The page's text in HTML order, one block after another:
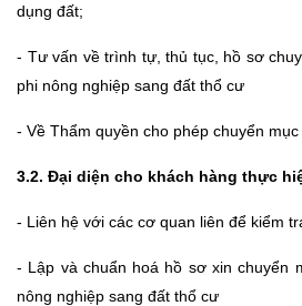
dụng đất;
- Tư vấn về trình tự, thủ tục, hồ sơ
phi nông nghiệp sang đất thổ cư
- Về Thẩm quyền cho phép chuyển
3.2. Đại diện cho khách hàng thực
- Liên hệ với các cơ quan liên để kiểm
- Lập và chuẩn hoá hồ sơ xin chuyển
nông nghiệp sang đất thổ cư